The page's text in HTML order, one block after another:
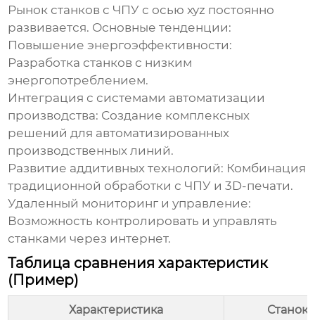
Рынок станков с ЧПУ с осью xyz постоянно
развивается. Основные тенденции:
Повышение энергоэффективности:
Разработка станков с низким
энергопотреблением.
Интеграция с системами автоматизации
производства: Создание комплексных
решений для автоматизированных
производственных линий.
Развитие аддитивных технологий: Комбинация
традиционной обработки с ЧПУ и 3D-печати.
Удаленный мониторинг и управление:
Возможность контролировать и управлять
станками через интернет.
Таблица сравнения характеристик
(Пример)
Характеристика Станок